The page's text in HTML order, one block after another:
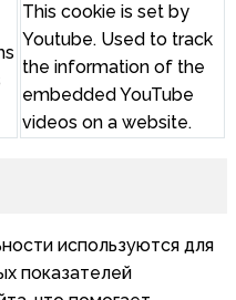
This cookie is set by
Youtube. Used to track
the information of the
embedded YouTube
videos on a website.
используются для
показателей